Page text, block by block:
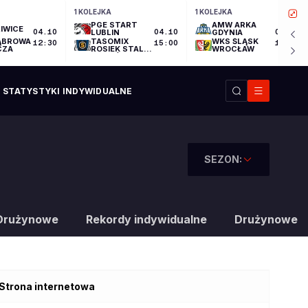
04.10
12:30
1 KOLEJKA
PGE START
LUBLIN
TASOMIX
ROSIEK STAL
WIELKOPOLSKI
04.10
15:00
1 KOLEJKA
AMW ARKA
GDYNIA
WKS ŚLĄSK
WROCŁAW
04.10
17:30
STATYSTYKI INDYWIDUALNE
SEZON:
Rekordy indywidualne Drużynowe
internetowa